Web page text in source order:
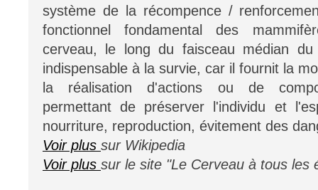
système de la récompence /
fonctionnel fondamental des
cerveau, le long du faisceau médian
indispensable à la survie, car il fournit la
la réalisation d'actions ou de
permettant de préserver l'individu et
nourriture, reproduction, évitement des
Voir plus sur Wikipedia
Voir plus sur le site "Le Cerveau à tous les